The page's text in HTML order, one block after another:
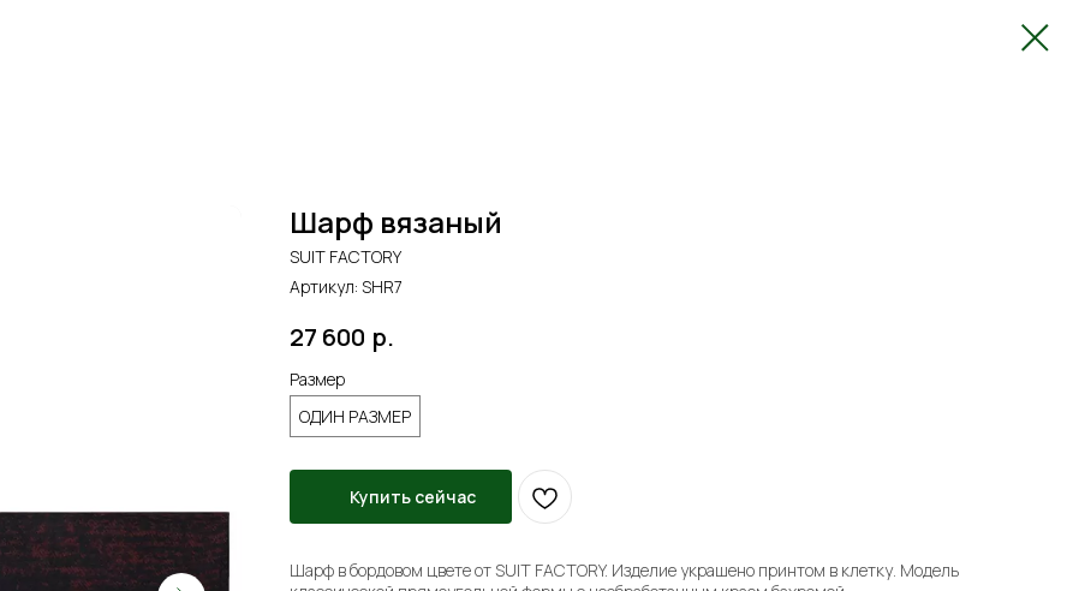
Шарф вязаный
SUIT FACTORY
Артикул: SHR7
27 600 р.
Размер
ОДИН РАЗМЕР
Купить сейчас
Шарф в бордовом цвете от SUIT FACTORY. Изделие украшено принтом в клетку. Модель